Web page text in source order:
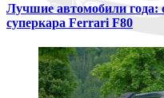
Лучшие автомобили года:
суперкара Ferrari F80